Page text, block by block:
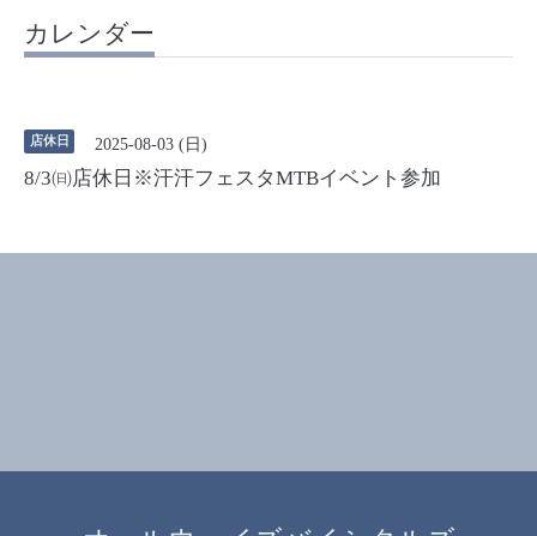
カレンダー
店休日 2025-08-03 (日)
8/3㈰店休日※汗汗フェスタMTBイベント参加